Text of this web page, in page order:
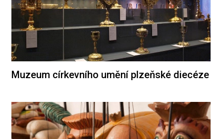
Muzeum církevního umění plzeňské diecéze